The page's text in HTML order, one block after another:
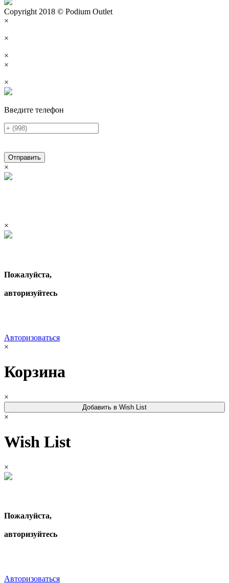
Copyright 2018 © Podium Outlet
×
×
×
×
×
Введите телефон
Отправить
×
×
Пожалуйста,
авторизуйтесь
Авторизоваться
×
Корзина
×
Добавить в Wish List
×
Wish List
×
Пожалуйста,
авторизуйтесь
Авторизоваться